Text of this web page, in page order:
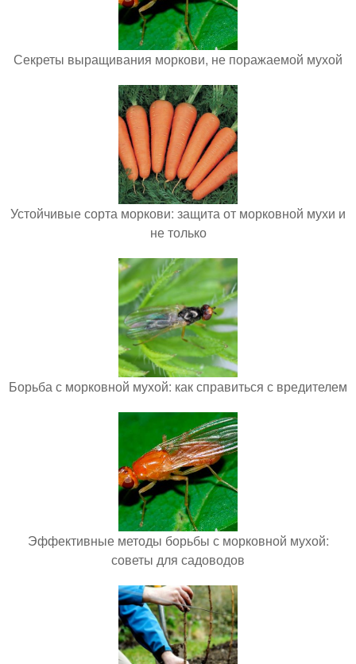
Секреты выращивания моркови, не поражаемой мухой
Устойчивые сорта моркови: защита от морковной мухи и
не только
Борьба с морковной мухой: как справиться с вредителем
Эффективные методы борьбы с морковной мухой:
советы для садоводов